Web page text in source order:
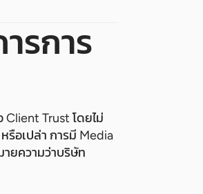
รการ
Trust โดยไม่
รือเปล่า การมี Media
ยความว่าบริษัท